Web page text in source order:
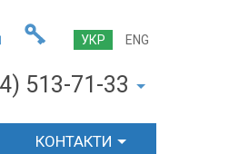
УКР ENG
513-71-33
КОНТАКТИ